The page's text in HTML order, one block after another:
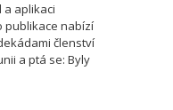
a aplikaci
publikace nabízí
členství
a ptá se: Byly